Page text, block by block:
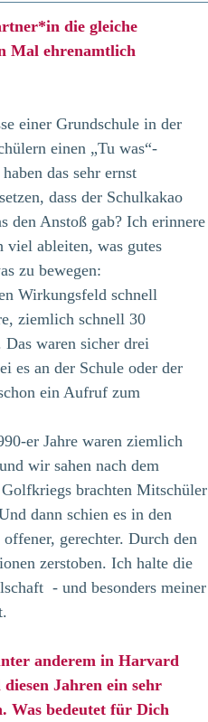
die gleiche
Mal ehrenamtlich
einer Grundschule in der
einen „Tu was“-
das sehr ernst
dass der Schulkakao
den Anstoß gab? Ich erinnere
viel ableiten, was gutes
zu bewegen:
Wirkungsfeld schnell
ziemlich schnell 30
waren sicher drei
es an der Schule oder der
ein Aufruf zum
er Jahre waren ziemlich
wir sahen nach dem
brachten Mitschüler
dann schien es in den
gerechter. Durch den
zerstoben. Ich halte die
- und besonders meiner
anderem in Harvard
Jahren ein sehr
Was bedeutet für Dich